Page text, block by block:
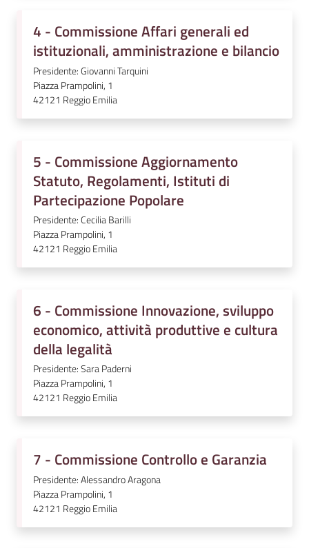
4 - Commissione Affari generali ed
istituzionali, amministrazione e bilancio
Presidente: Giovanni Tarquini
Piazza Prampolini, 1
42121 Reggio Emilia
5 - Commissione Aggiornamento
Statuto, Regolamenti, Istituti di
Partecipazione Popolare
Presidente: Cecilia Barilli
Piazza Prampolini, 1
42121 Reggio Emilia
6 - Commissione Innovazione, sviluppo
economico, attività produttive e cultura
della legalità
Presidente: Sara Paderni
Piazza Prampolini, 1
42121 Reggio Emilia
7 - Commissione Controllo e Garanzia
Presidente: Alessandro Aragona
Piazza Prampolini, 1
42121 Reggio Emilia